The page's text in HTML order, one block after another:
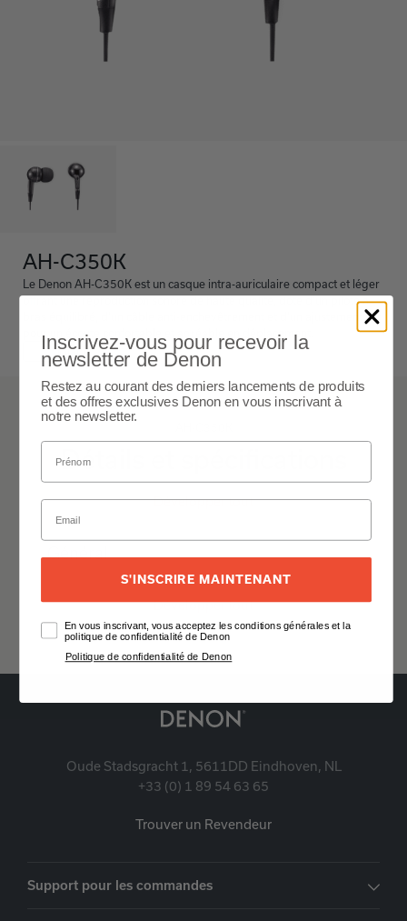
AH-C350K
Le Denon AH-C350K est un casque intra-auriculaire compact et léger
offrant une reproduction sonore de haute qualité, doté d'un pilote à
bras équilibré, d'un câble anti-enchevêtrement et d'un ajustement sûr
pour un écoute confortable et agréable en déplacement.
Black
Détails et spécifications
Développer tout
Général
Développer tout
Oude Stadsgracht 1, 5611DD Eindhoven, NL
+33 (0) 1 89 54 63 65
Trouver un Revendeur
Support pour les commandes
Inscrivez-vous pour recevoir la
newsletter de Denon
Restez au courant des derniers lancements de produits
et des offres exclusives Denon en vous inscrivant à
notre newsletter.
S'INSCRIRE MAINTENANT
En vous inscrivant, vous acceptez les conditions générales et la
politique de confidentialité de Denon
Politique de confidentialité de Denon